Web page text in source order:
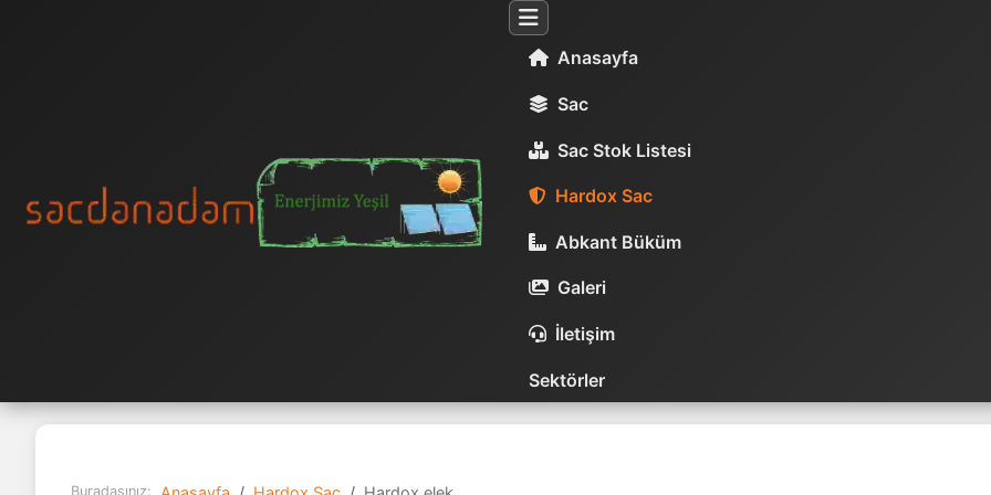
Anasayfa
Sac
Sac Stok Listesi
Hardox Sac
Abkant Büküm
Galeri
İletişim
Sektörler
Buradasınız: